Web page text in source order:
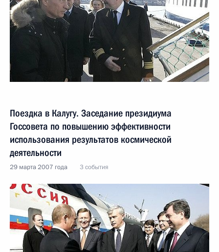
Поездка в Калугу. Заседание президиума
Госсовета по повышению эффективности
использования результатов космической
деятельности
29 марта 2007 года 3 события